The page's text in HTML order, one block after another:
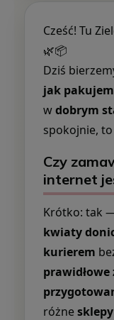
Cześć! Tu
🌿📦
Dziś
jak
wdobrym
spokojnie, to
Czy
internet
Krótko: tak
kwiaty
kurierem
różne